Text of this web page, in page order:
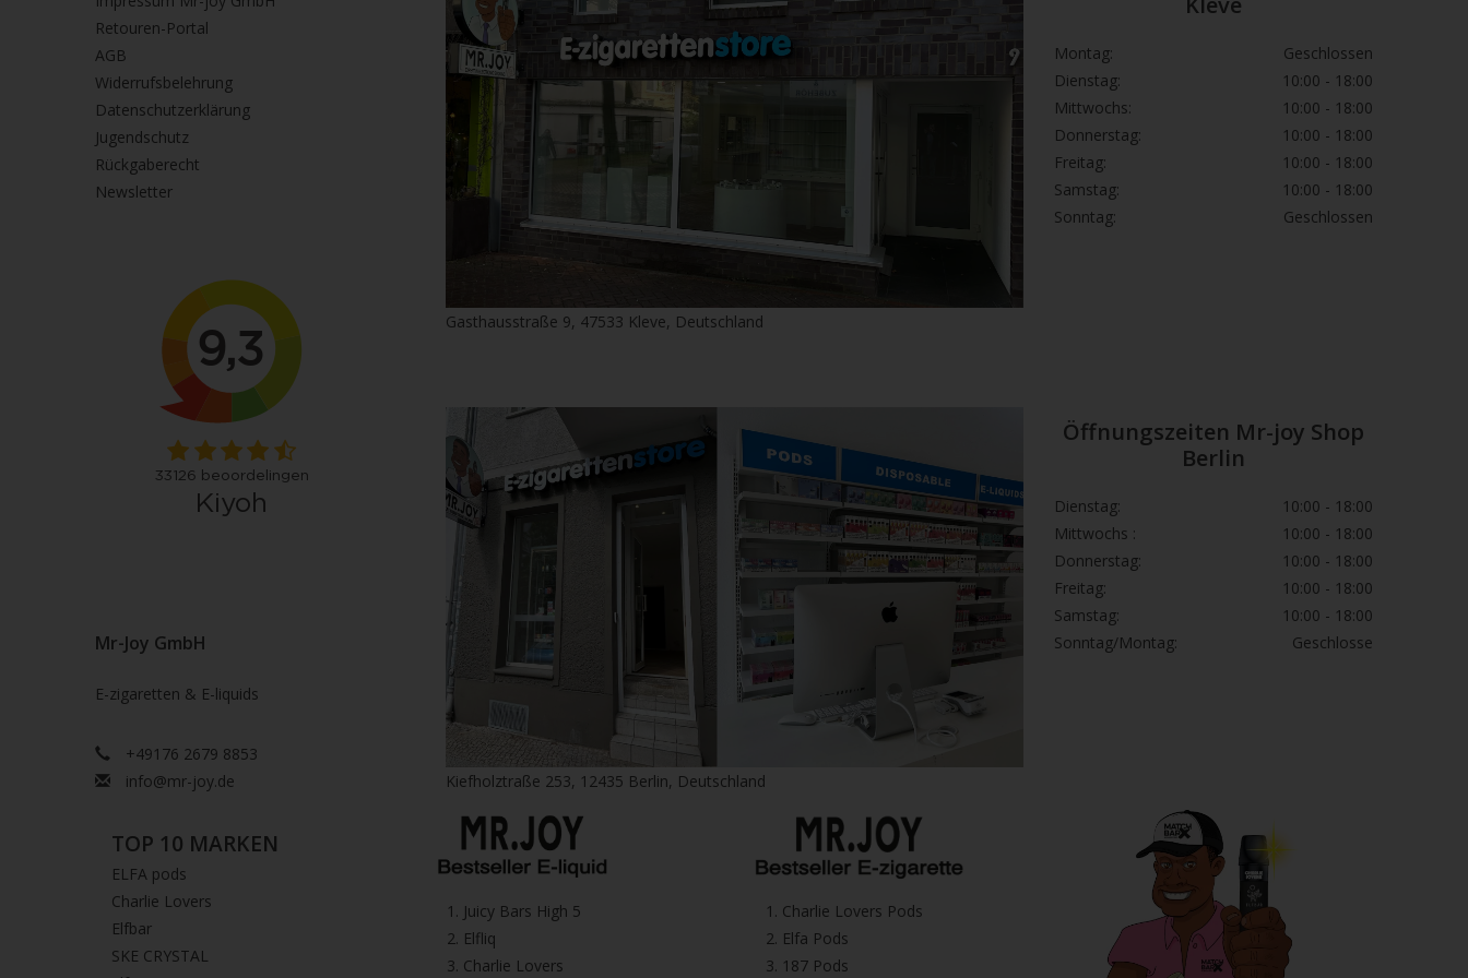
Retouren-Portal
AGB
Widerrufsbelehrung
Datenschutzerklärung
Jugendschutz
Rückgaberecht
Newsletter
Mr-Joy GmbH
E-zigaretten & E-liquids
+49176 2679 8853
info@mr-joy.de
Gasthausstraße 9, 47533 Kleve, Deutschland
Kiefholztraße 253, 12435 Berlin, Deutschland
Montag:
Geschlossen
Dienstag:
10:00 - 18:00
Mittwochs:
10:00 - 18:00
Donnerstag:
10:00 - 18:00
Freitag:
10:00 - 18:00
Samstag:
10:00 - 18:00
Sonntag:
Geschlossen
Öffnungszeiten Mr-joy Shop
Berlin
Dienstag:
10:00 - 18:00
Mittwochs :
10:00 - 18:00
Donnerstag:
10:00 - 18:00
Freitag:
10:00 - 18:00
Samstag:
10:00 - 18:00
Sonntag/Montag:
Geschlosse
TOP 10 MARKEN
ELFA pods
Charlie Lovers
Elfbar
SKE CRYSTAL
1.⁠ ⁠Juicy Bars High 5
2.⁠ ⁠⁠Elfliq
3.⁠ ⁠⁠Charlie Lovers
1.⁠ ⁠Charlie Lovers Pods
2.⁠ ⁠⁠Elfa Pods
3.⁠ ⁠⁠187 Pods